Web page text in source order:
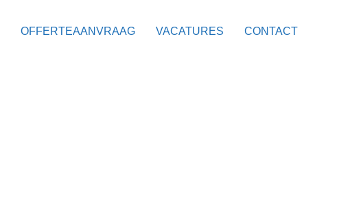
OFFERTEAANVRAAG VACATURES CONTACT